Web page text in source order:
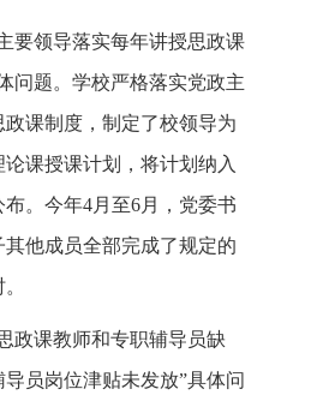
要领导落实每年讲授思政课
问题。学校严格落实党政主
课制度，制定了校领导为
课授课计划，将计划纳入
。今年4月至6月，党委书
他成员全部完成了规定的
政课教师和专职辅导员缺
员岗位津贴未发放”具体问